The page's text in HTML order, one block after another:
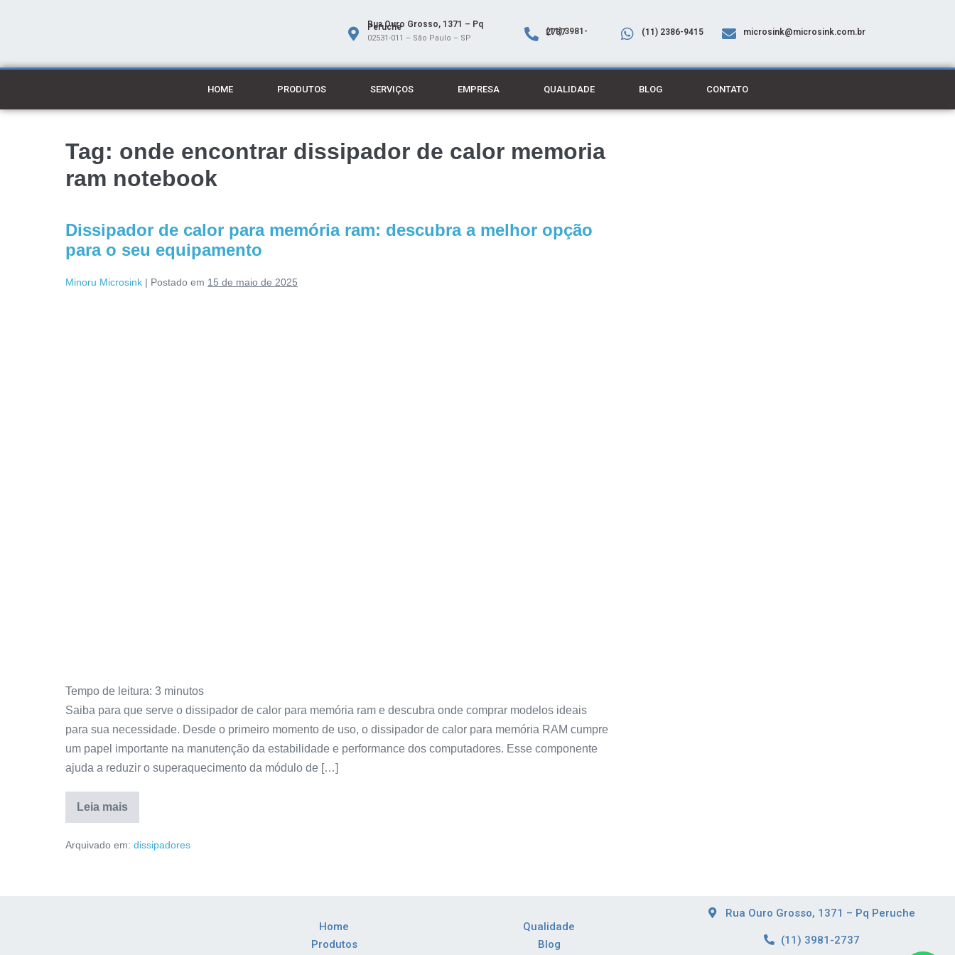
Rua Ouro Grosso, 1371 – Pq
Peruche
02531-011 – São Paulo – SP
(11) 3981-2737 (11) 2386-9415 microsink@microsink.com.br
HOME PRODUTOS SERVIÇOS EMPRESA QUALIDADE BLOG CONTATO
Tag: onde encontrar dissipador de calor memoria
ram notebook
Dissipador de calor para memória ram: descubra a melhor opção
para o seu equipamento
Minoru Microsink | Postado em 15 de maio de 2025
Tempo de leitura: 3 minutos
Saiba para que serve o dissipador de calor para memória ram e descubra onde comprar modelos ideais
para sua necessidade. Desde o primeiro momento de uso, o dissipador de calor para memória RAM cumpre
um papel importante na manutenção da estabilidade e performance dos computadores. Esse componente
ajuda a reduzir o superaquecimento da módulo de […]
Leia mais
Arquivado em: dissipadores
Home
Produtos
Qualidade
Blog
Rua Ouro Grosso, 1371 – Pq Peruche
(11) 3981-2737